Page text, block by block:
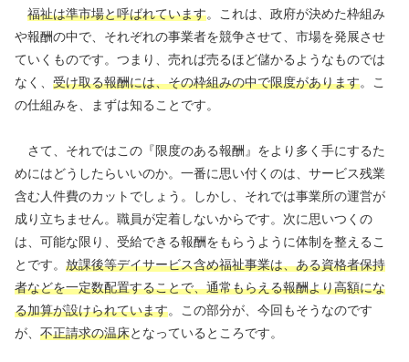
福祉は準市場と呼ばれています。これは、政府が決めた枠組み
や報酬の中で、それぞれの事業者を競争させて、市場を発展させ
ていくものです。つまり、売れば売るほど儲かるようなものでは
なく、 受け取る報酬には、その枠組みの中で限度があります。こ
の仕組みを、まずは知ることです。
さて、それではこの『限度のある報酬』をより多く手にするた
めにはどうしたらいいのか。一番に思い付くのは、サービス残業
含む人件費のカットでしょう。しかし、それでは事業所の運営が
成り立ちません。職員が定着しないからです。次に思いつくの
は、可能な限り、受給できる報酬をもらうように体制を整えるこ
とです。 放課後等デイサービス含め福祉事業は、ある資格者保持
者などを一定数配置することで、通常もらえる報酬より高額にな
る加算が設けられています。この部分が、今回もそうなのです
が、 不正請求の温床となっているところです。